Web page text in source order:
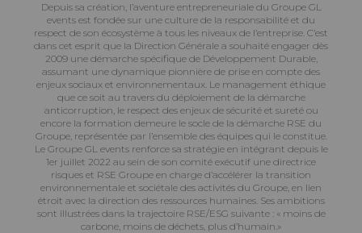
Depuis sa création, l’aventure entrepreneuriale du Groupe GL
events est fondée sur une culture de la responsabilité et du
respect de son écosystème à tous les niveaux de l’entreprise. C’est
dans cet esprit que la Direction Générale a souhaité engager dès
2009 une démarche spécifique de Développement Durable,
assumant une dynamique pionnière de prise en compte des
enjeux sociaux et environnementaux. Le management éthique
que ce soit au travers du déploiement de la démarche
anticorruption, le respect des enjeux de sécurité et sureté ou
encore la formation demeure le socle de la démarche RSE du
Groupe, représentée par l’ensemble des équipes qui le constitue.
Le Groupe GL events renforce sa stratégie en intégrant depuis le
1er juillet 2022 au sein de son comité exécutif une directrice
risques et RSE Groupe en charge d’accélérer la transition
environnementale et sociétale des activités du Groupe, en lien
étroit avec la direction des ressources humaines. Ses ambitions
sont illustrées dans la trajectoire RSE/ESG suivante : « moins de
carbone, moins de déchets, plus d’humain.»